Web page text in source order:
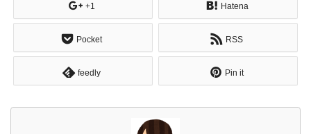
+1 Hatena
Pocket RSS
feedly Pin it